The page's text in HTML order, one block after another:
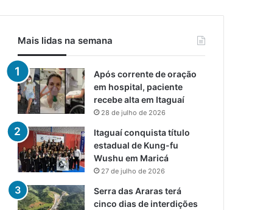
Mais lidas na semana
Após corrente de oração
em hospital, paciente
recebe alta em Itaguaí
28 de julho de 2026
Itaguaí conquista título
estadual de Kung-fu
Wushu em Maricá
27 de julho de 2026
Serra das Araras terá
cinco dias de interdições